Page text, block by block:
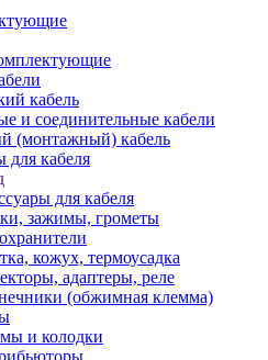
кабель
и соединительные кабели
(монтажный) кабель
для кабеля
для кабеля
зажимы, грометы
кожух, термоусадка
адаптеры, реле
(обжимная клемма)
и колодки